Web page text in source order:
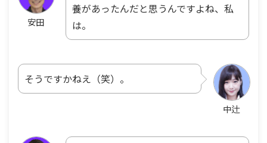
安田
養があったんだと思うんですよね、私
は。
中辻
そうですかねえ（笑）。